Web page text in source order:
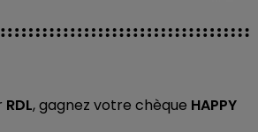
RDL, gagnez votre chèque HAPPY